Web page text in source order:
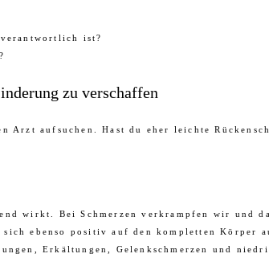
ist?
zu verschaffen
Arzt aufsuchen. Hast du eher leichte
wirkt. Bei Schmerzen verkrampfen wir und
ebenso positiv auf den kompletten Körper
Erkältungen, Gelenkschmerzen und